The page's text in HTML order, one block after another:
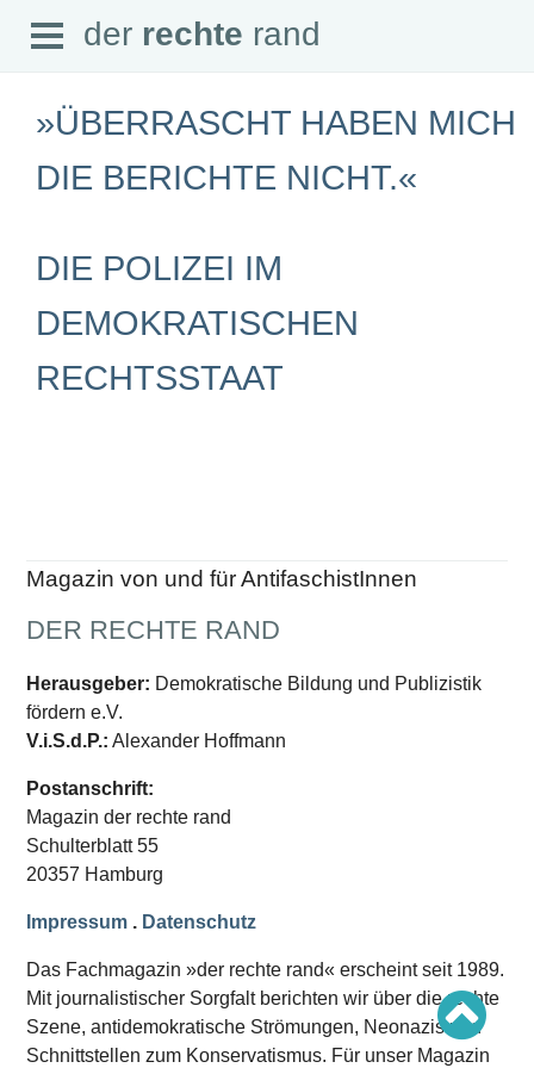
der rechte rand
Home
Suche
Magazin
Abonnement
Downloads
Schwerpunkt »Identitäre Bewegung«
Schwerpunkt »Reichsbürger«
Schwerpunkt NPD
AUSGABEN
Ausgaben Übersicht
Ausgabe 219
Ausgabe 218
Ausgabe 217
Ausgabe 216
Open
Menu
der rechte rand
»ÜBERRASCHT HABEN MICH
DIE BERICHTE NICHT.«
DIE POLIZEI IM
DEMOKRATISCHEN
RECHTSSTAAT
Magazin von und für AntifaschistInnen
DER RECHTE RAND
Herausgeber: Demokratische Bildung und Publizistik
fördern e.V.
V.i.S.d.P.: Alexander Hoffmann
Postanschrift:
Magazin der rechte rand
Schulterblatt 55
20357 Hamburg
Impressum . Datenschutz
Das Fachmagazin »der rechte rand« erscheint seit 1989.
Mit journalistischer Sorgfalt berichten wir über die rechte
Szene, antidemokratische Strömungen, Neonazis und
Schnittstellen zum Konservatismus. Für unser Magazin